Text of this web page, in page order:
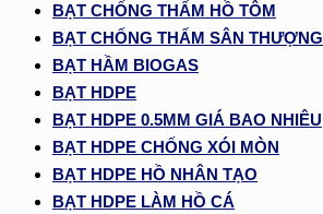
BẠT CHỐNG THẤM HỒ TÔM
BẠT CHỐNG THẤM SÂN THƯỢNG
BẠT HẦM BIOGAS
BẠT HDPE
BẠT HDPE 0.5MM GIÁ BAO NHIÊU
BẠT HDPE CHỐNG XÓI MÒN
BẠT HDPE HỒ NHÂN TẠO
BẠT HDPE LÀM HỒ CÁ